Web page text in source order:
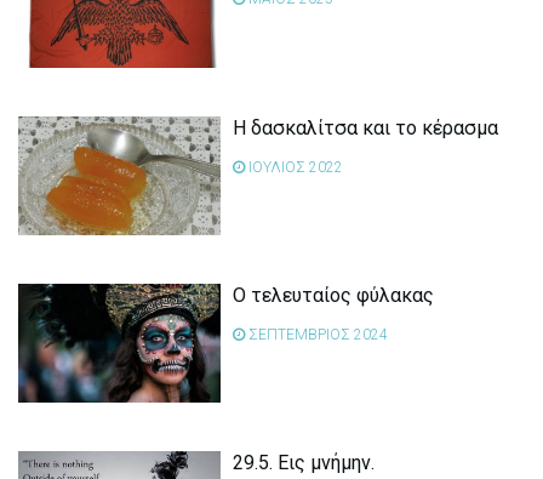
Η δασκαλίτσα και το κέρασμα
ΙΟΥΛΙΟΣ 2022
Ο τελευταίος φύλακας
ΣΕΠΤΕΜΒΡΙΟΣ 2024
29.5. Εις μνήμην.